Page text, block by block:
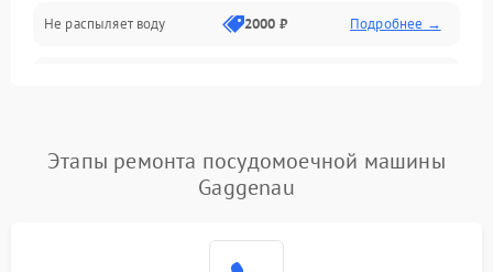
Программное обеспечение
Не распыляет воду 2000 ₽ Подробнее →
Проблемы с набором
воды
1800 ₽ Подробнее →
Этапы ремонта посудомоечной машины
Gaggenau